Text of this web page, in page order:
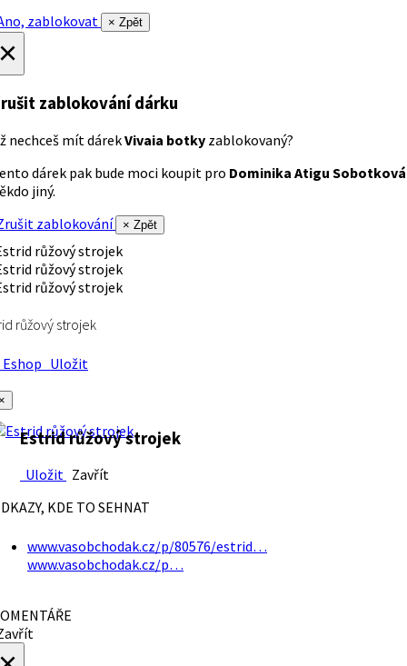
zablokovat
× Zpět
zablokování dárku
nechceš mít dárekVivaia botky zablokovaný?
dárek pak bude moci koupit pro Dominika Atigu Sobotková
jiný.
zablokování
× Zpět
růžový strojek
Uložit
Estrid růžový strojek
Uložit Zavřít
KDE TO SEHNAT
www.vasobchodak.cz/p/80576/estrid…
www.vasobchodak.cz/p…